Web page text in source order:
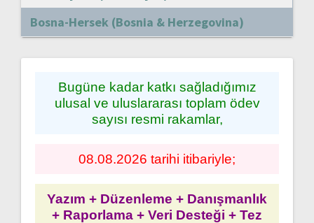
Bosna-Hersek (Bosnia & Herzegovina)
Bugüne kadar katkı sağladığımız
ulusal ve uluslararası toplam ödev
sayısı resmi rakamlar,
08.08.2026 tarihi itibariyle;
Yazım + Düzenleme + Danışmanlık
+ Raporlama + Veri Desteği + Tez